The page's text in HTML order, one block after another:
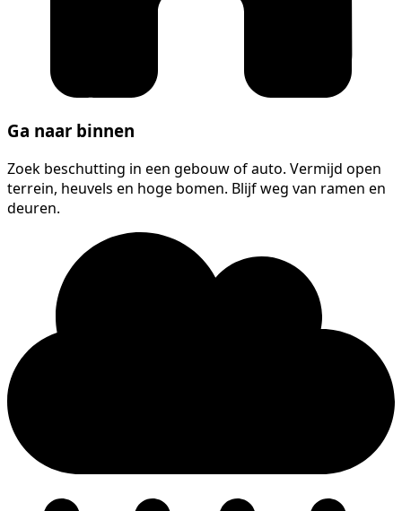
Ga naar binnen
Zoek beschutting in een gebouw of auto. Vermijd open
terrein, heuvels en hoge bomen. Blijf weg van ramen en
deuren.